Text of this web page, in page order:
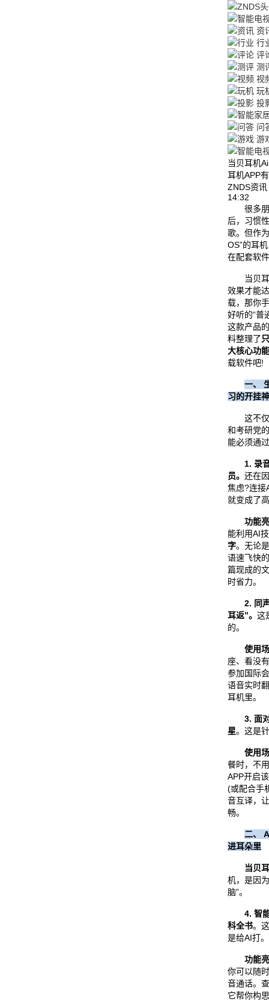
资
行
评
测
视
玩
投
问
游
当贝耳机
耳机APP
ZNDS资讯
14:32
很多朋
后，习惯
歌。但作
OS”的耳
在配套软
当贝耳
效果才能
载，那你
好听的“普
这款产品
料整理了
大核心功能
载软件吧!
一、
习的开挂
这不仅
和考研党
能必须通
1. 录
员。 还在
焦虑?连接
就变成了
功能
能利用AI
字。无论
语速飞快
篇现成的
时省力。
2. 同
耳返”。 这
的。
使用
座、看没
参加国际
语音实时
耳机里。
3. 面
星。这是
使用
餐时，不
APP开启
(或配合手
音互译，
畅。
二、
进耳朵里
当贝
机，是因
脑”。
4. 智
科全书。
是给AI打。
功能
你可以随
音通话。
它帮你构